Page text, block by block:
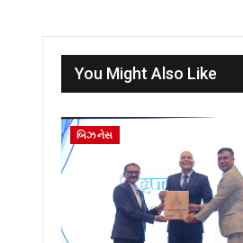
You Might Also Like
બિઝનેસ